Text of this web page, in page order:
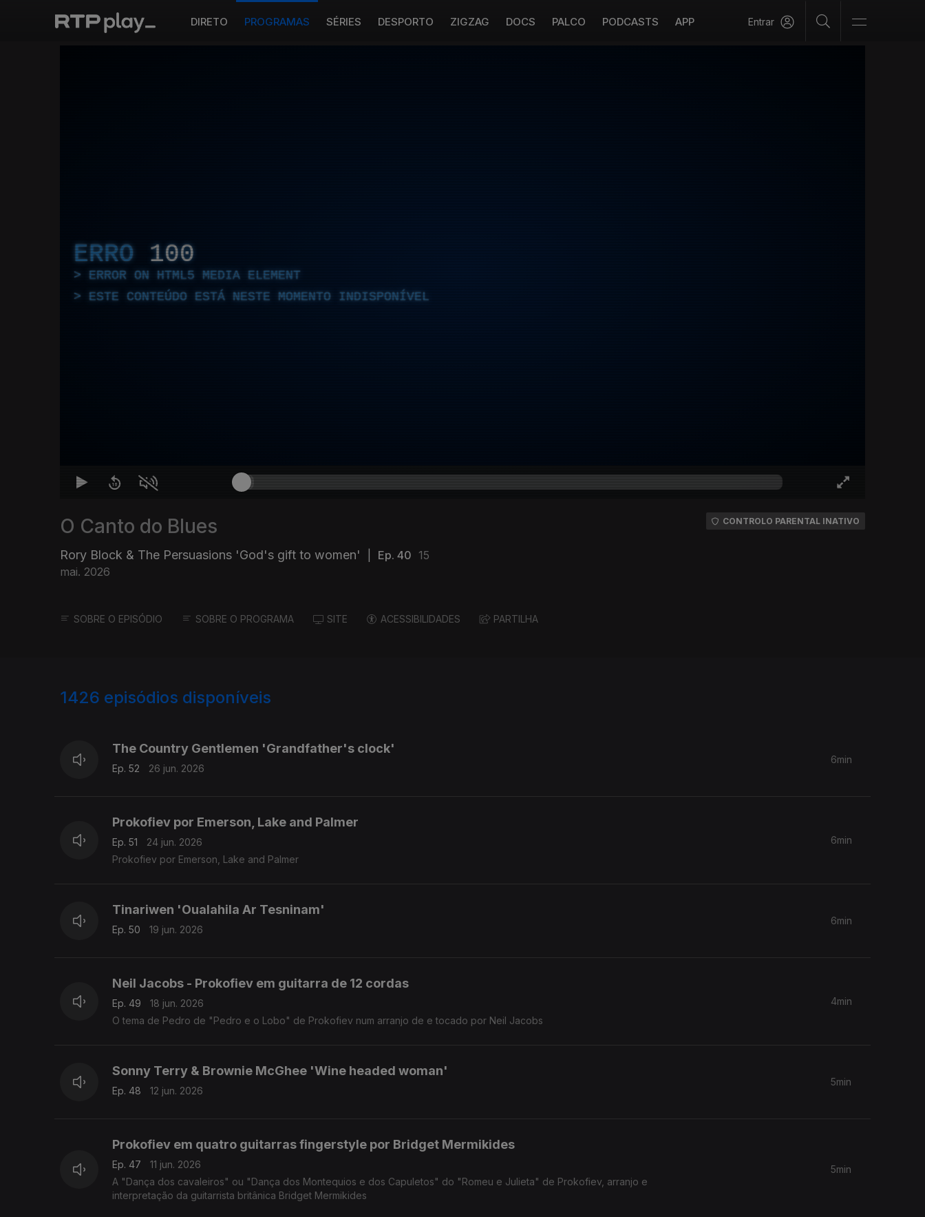
DIRETO PROGRAMAS SÉRIES DESPORTO ZIGZAG DOCS PALCO PODCASTS APP Entrar
ERRO 100
ERROR ON HTML5 MEDIA ELEMENT
ESTE CONTEÚDO ESTÁ NESTE MOMENTO INDISPONÍVEL
O Canto do Blues
Rory Block & The Persuasions 'God's gift to women' Ep. 40 15
mai. 2026
CONTROLO PARENTAL INATIVO
SOBRE O EPISÓDIO SOBRE O PROGRAMA SITE ACESSIBILIDADES PARTILHA
1426 episódios disponíveis
The Country Gentlemen 'Grandfather's clock'
Ep. 52 26 jun. 2026
6min
Prokofiev por Emerson, Lake and Palmer
Ep. 51
24 jun. 2026
Prokofiev por Emerson, Lake and Palmer
6min
Tinariwen 'Oualahila Ar Tesninam'
Ep. 50 19 jun. 2026
6min
Neil Jacobs - Prokofiev em guitarra de 12 cordas
Ep. 49
18 jun. 2026
O tema de Pedro de "Pedro e o Lobo" de Prokofiev num arranjo de e tocado por Neil Jacobs
4min
Sonny Terry & Brownie McGhee 'Wine headed woman'
Ep. 48 12 jun. 2026
5min
Prokofiev em quatro guitarras fingerstyle por Bridget Mermikides
Ep. 47
11 jun. 2026
A "Dança dos cavaleiros" ou "Dança dos Montequios e dos Capuletos" do "Romeu e Julieta" de Prokofiev, arranjo e
interpretação da guitarrista britânica Bridget Mermikides
5min